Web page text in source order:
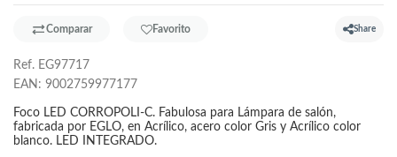
Comparar Favorito Share
Ref. EG97717
EAN: 9002759977177
Foco LED CORROPOLI-C. Fabulosa para Lámpara de salón,
fabricada por EGLO, en Acrílico, acero color Gris y Acrílico color
blanco. LED INTEGRADO.